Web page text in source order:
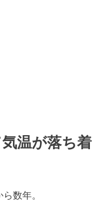
温が落ち着
数年。